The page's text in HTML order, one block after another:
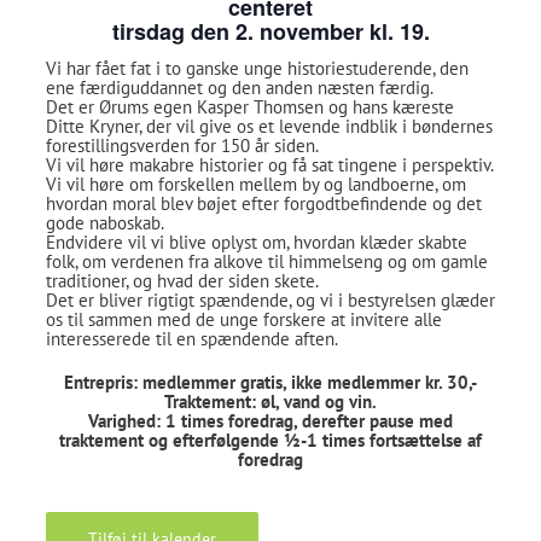
centeret
tirsdag den 2. november kl. 19.
Vi har fået fat i to ganske unge historiestuderende, den
ene færdiguddannet og den anden næsten færdig.
Det er Ørums egen Kasper Thomsen og hans kæreste
Ditte Kryner, der vil give os et levende indblik i bøndernes
forestillingsverden for 150 år siden.
Vi vil høre makabre historier og få sat tingene i perspektiv.
Vi vil høre om forskellen mellem by og landboerne, om
hvordan moral blev bøjet efter forgodtbefindende og det
gode naboskab.
Endvidere vil vi blive oplyst om, hvordan klæder skabte
folk, om verdenen fra alkove til himmelseng og om gamle
traditioner, og hvad der siden skete.
Det er bliver rigtigt spændende, og vi i bestyrelsen glæder
os til sammen med de unge forskere at invitere alle
interesserede til en spændende aften.
Entrepris: medlemmer gratis, ikke medlemmer kr. 30,-
Traktement: øl, vand og vin.
Varighed: 1 times foredrag, derefter pause med
traktement og efterfølgende ½-1 times fortsættelse af
foredrag